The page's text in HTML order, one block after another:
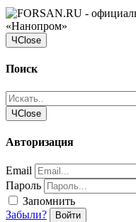
ЧClose
Поиск
ЧClose
Авторизация
Email
Пароль
Запомнить
Забыли?
Войти